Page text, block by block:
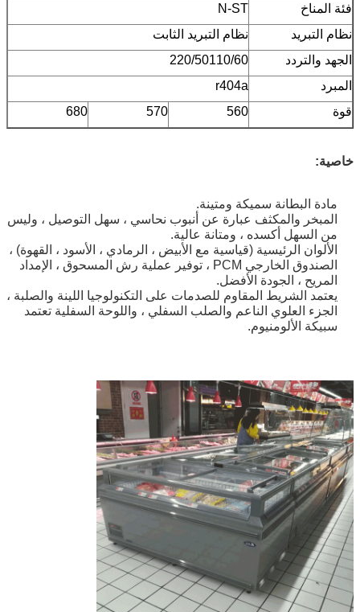
فئة المناخ
N-ST
نظام التبريد
نظام التبريد الثابت
الجهد والتردد
220/50110/60
المبرد
r404a
قوة
560
570
680
خاصية:
مادة البطانة سميكة ومتينة.
المبخر والمكثف عبارة عن أنبوب نحاسي ، سهل التوصيل ، وليس
من السهل أكسده ، ومتانة عالية.
الألوان الرئيسية (قياسية مع الأبيض ، الرمادي ، الأسود ، القهوة) ،
الصندوق الخارجي PCM ، توفير عملية رش المسحوق ، الإمداد
المريح ، الجودة الأفضل.
يعتمد الشريط المقاوم للصدمات على التكنولوجيا اللينة والصلبة ،
الجزء العلوي الناعم والصلب السفلي ، واللوحة السفلية تعتمد
سبيكة الألومنيوم.